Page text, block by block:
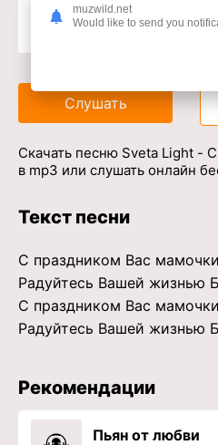
Слушать
Скачать песню Sveta Light -
в mp3 или слушать онлайн
Текст песни
С праздником Вас
Радуйтесь Вашей жизнью
С праздником Вас
Радуйтесь Вашей жизнью
Рекомендации
Пьян от любви
muzwild.net
Would like to send you